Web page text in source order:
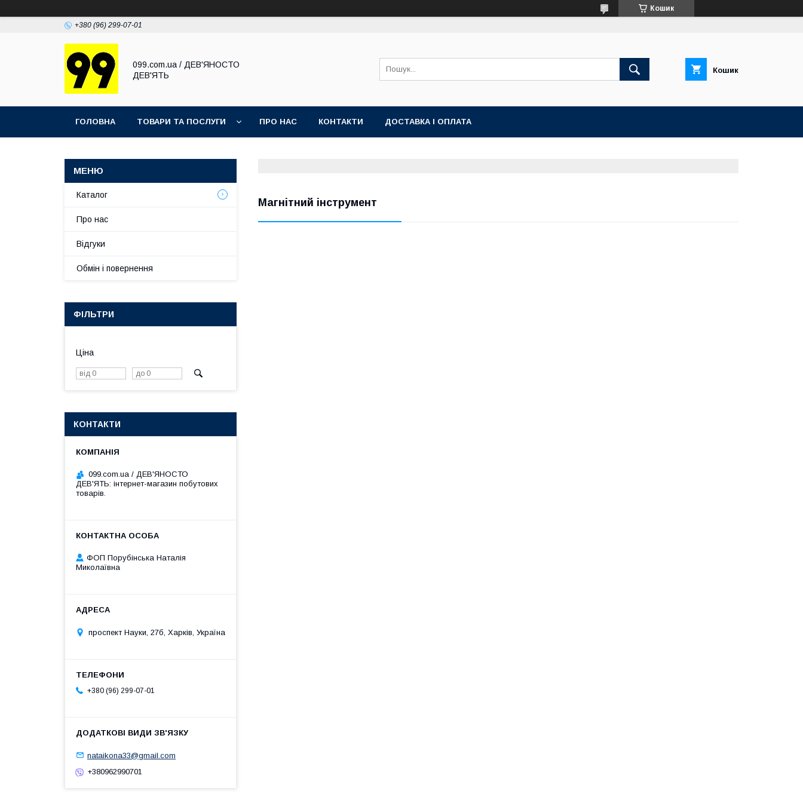
Кошик
+380 (96) 299-07-01
099.com.ua / ДЕВ'ЯНОСТО
ДЕВ'ЯТЬ
Кошик
ГОЛОВНА ТОВАРИ ТА ПОСЛУГИ ПРО НАС КОНТАКТИ ДОСТАВКА І ОПЛАТА
Магнітний інструмент
Каталог
Про нас
Відгуки
Обмін і повернення
ФІЛЬТРИ
Ціна
КОНТАКТИ
099.com.ua / ДЕВ'ЯНОСТО
ДЕВ'ЯТЬ: інтернет-магазин побутових
товарів.
ФОП Порубінська Наталія
Миколаївна
проспект Науки, 27б, Харків, Україна
+380 (96) 299-07-01
nataikona33@gmail.com
+380962990701